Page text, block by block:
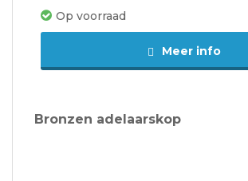
Op voorraad
Meer info
Bronzen adelaarskop